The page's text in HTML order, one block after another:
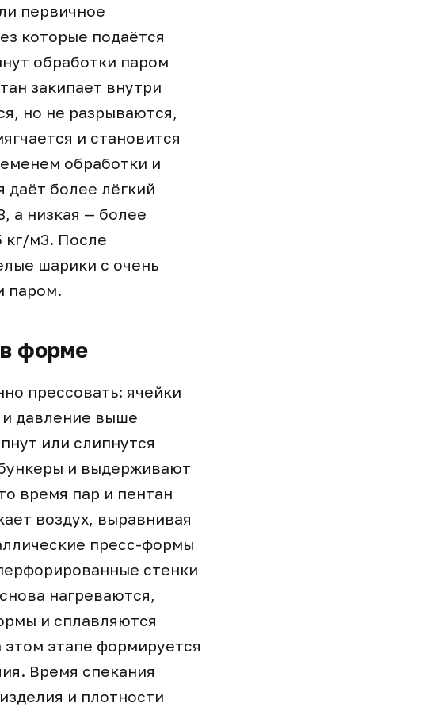
первичное
которые подаётся
обработки паром
закипает внутри
но не разрываются,
и становится
обработки и
даёт более лёгкий
а низкая — более
кг/м3. После
шарики с очень
паром.
форме
прессовать: ячейки
и давление выше
или слипнутся
и выдерживают
время пар и пентан
воздух, выравнивая
пресс-формы
стенки
нагреваются,
и сплавляются
этапе формируется
Время спекания
и плотности